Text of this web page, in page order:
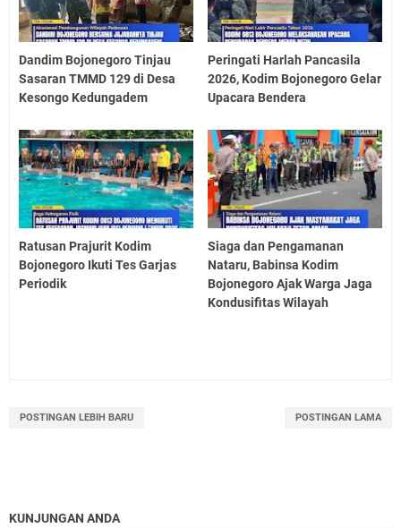
Dandim Bojonegoro Tinjau
Sasaran TMMD 129 di Desa
Kesongo Kedungadem
Peringati Harlah Pancasila
2026, Kodim Bojonegoro Gelar
Upacara Bendera
Ratusan Prajurit Kodim
Bojonegoro Ikuti Tes Garjas
Periodik
Siaga dan Pengamanan
Nataru, Babinsa Kodim
Bojonegoro Ajak Warga Jaga
Kondusifitas Wilayah
POSTINGAN LEBIH BARU POSTINGAN LAMA
KUNJUNGAN ANDA